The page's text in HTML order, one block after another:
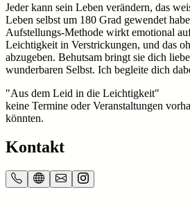
Jeder kann sein Leben verändern, das
Leben selbst um 180 Grad gewendet
Aufstellungs-Methode wirkt emotional
Leichtigkeit in Verstrickungen, und das
abzugeben. Behutsam bringt sie dich
wunderbaren Selbst. Ich begleite dich
"Aus dem Leid in die Leichtigkeit"
keine Termine oder Veranstaltungen
könnten.
Kontakt